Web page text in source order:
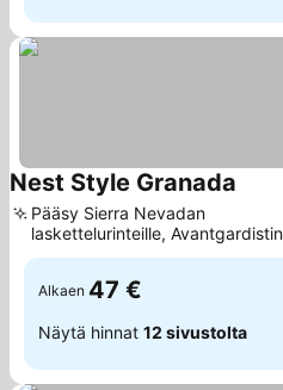
Nest Style Granada
Pääsy Sierra Nevadan
laskettelurinteille,
värikäs sisustus
Alkaen 47 €
Näytä hinnat 12 sivustolta